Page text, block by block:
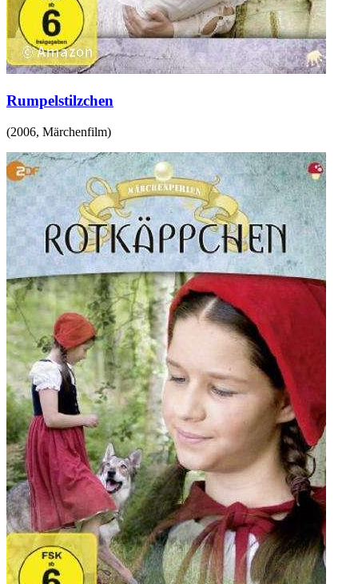
Rumpelstilzchen
(2006, Märchenfilm)